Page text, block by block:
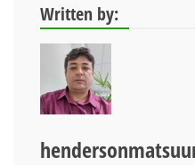
Written by: